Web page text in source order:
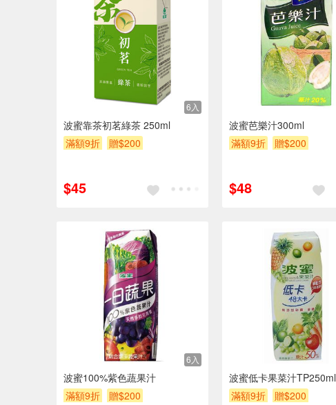
6入
波蜜靠茶初茗綠茶 250ml
滿額9折
贈$200
$45
波蜜芭樂汁300ml
滿額9折
贈$200
$48
6入
波蜜100%紫色蔬果汁
滿額9折
贈$200
波蜜低卡果菜汁TP250ml
滿額9折
贈$200